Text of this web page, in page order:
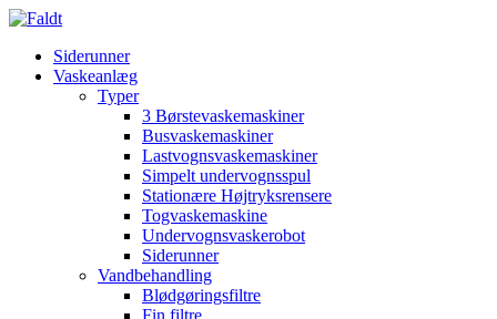
Siderunner
Vaskeanlæg
Typer
3 Børstevaskemaskiner
Busvaskemaskiner
Lastvognsvaskemaskiner
Simpelt undervognsspul
Stationære Højtryksrensere
Togvaskemaskine
Undervognsvaskerobot
Siderunner
Vandbehandling
Blødgøringsfiltre
Fin filtre